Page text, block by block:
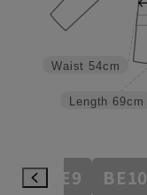
Length 69cm
Waist 54cm
BE9 BE10